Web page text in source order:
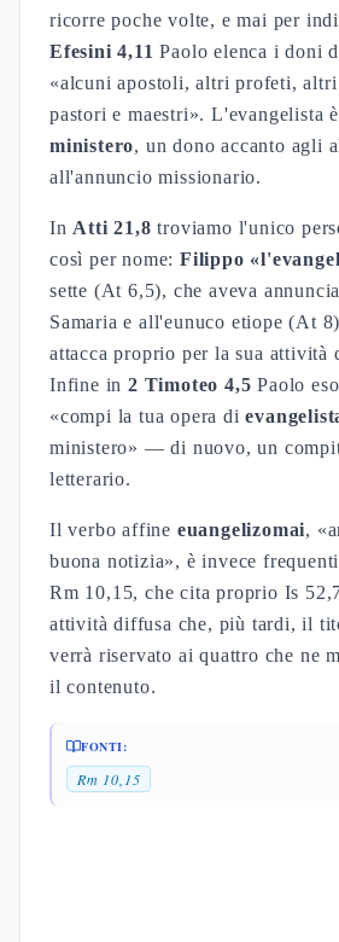
ricorre poche volte, e mai per
Efesini 4,11 Paolo elenca i doni
«alcuni apostoli, altri profeti,
pastori e maestri». L'evangelista
ministero, un dono accanto agli
all'annuncio missionario.
In Atti 21,8 troviamo l'unico
così per nome:Filippo
sette (At 6,5), che aveva
Samaria e all'eunuco etiope (At
attacca proprio per la sua attività
Infine in 2 Timoteo 4,5 Paolo
«compi la tua opera di
ministero» — di nuovo, un
letterario.
Il verbo affine euangelizomai,
buona notizia», è invece
Rm 10,15, che cita proprio Is
attività diffusa che, più tardi, il
verrà riservato ai quattro che ne
il contenuto.
FONTI:
Rm 10,15